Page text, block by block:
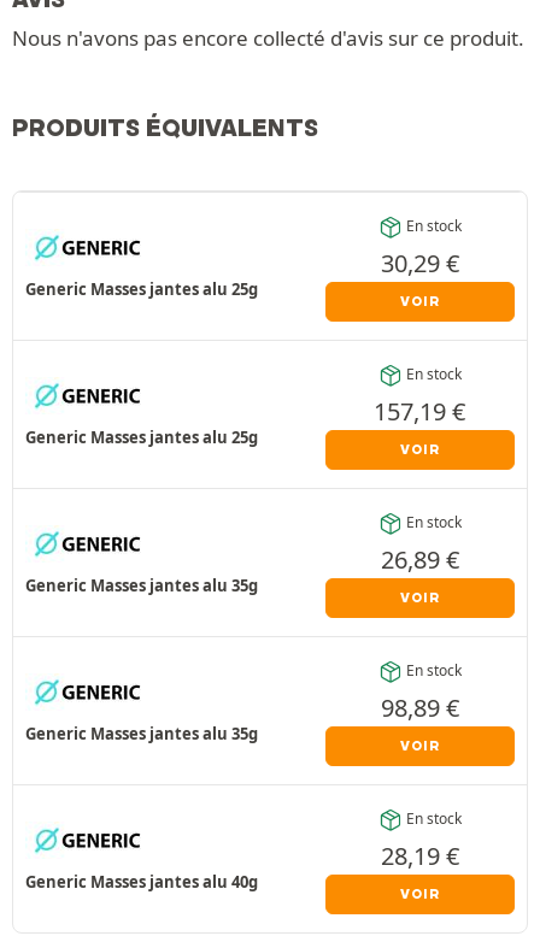
Nous n'avons pas encore collecté d'avis sur ce produit.
PRODUITS ÉQUIVALENTS
Generic Masses jantes alu 25g
En stock
30,29€
VOIR
Generic Masses jantes alu 25g
En stock
157,19€
VOIR
Generic Masses jantes alu 35g
En stock
26,89€
VOIR
Generic Masses jantes alu 35g
En stock
98,89€
VOIR
Generic Masses jantes alu 40g
En stock
28,19€
VOIR